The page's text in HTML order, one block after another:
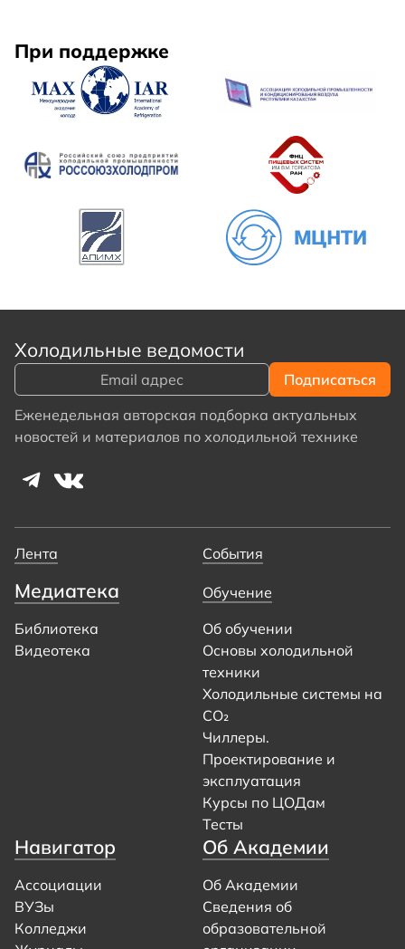
При поддержке
Холодильные ведомости
Еженедельная авторская подборка актуальных
новостей и материалов по холодильной технике
Лента События
Медиатека
Библиотека
Видеотека
Обучение
Об обучении
Основы холодильной
техники
Холодильные системы на
CO₂
Чиллеры.
Проектирование и
эксплуатация
Курсы по ЦОДам
Тесты
Навигатор
Ассоциации
ВУЗы
Колледжи
Об Академии
Об Академии
Сведения об
образовательной